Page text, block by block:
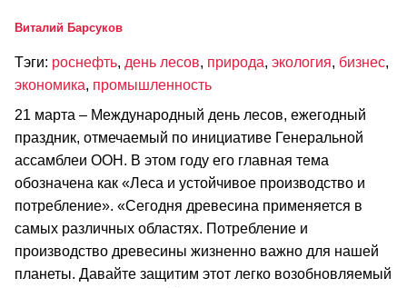
Виталий Барсуков
Тэги: роснефть, день лесов, природа, экология, бизнес,
экономика, промышленность
21 марта – Международный день лесов, ежегодный
праздник, отмечаемый по инициативе Генеральной
ассамблеи ООН. В этом году его главная тема
обозначена как «Леса и устойчивое производство и
потребление». «Сегодня древесина применяется в
самых различных областях. Потребление и
производство древесины жизненно важно для нашей
планеты. Давайте защитим этот легко возобновляемый